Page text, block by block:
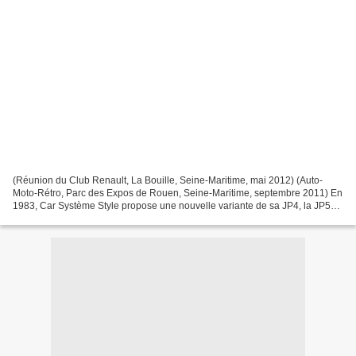
(Réunion du Club Renault, La Bouille, Seine-Maritime, mai 2012) (Auto-
Moto-Rétro, Parc des Expos de Rouen, Seine-Maritime, septembre 2011) En
1983, Car Système Style propose une nouvelle variante de sa JP4, la JP5